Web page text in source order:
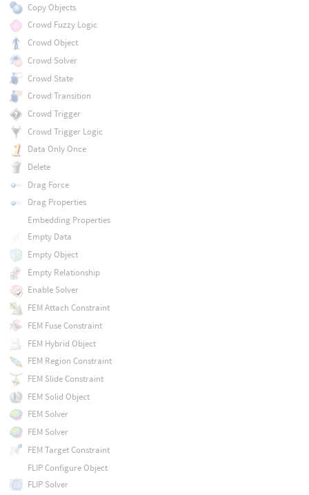
Copy Objects
Crowd Fuzzy Logic
Crowd Object
Crowd Solver
Crowd State
Crowd Transition
Crowd Trigger
Crowd Trigger Logic
Data Only Once
Delete
Drag Force
Drag Properties
Embedding Properties
Empty Data
Empty Object
Empty Relationship
Enable Solver
FEM Attach Constraint
FEM Fuse Constraint
FEM Hybrid Object
FEM Region Constraint
FEM Slide Constraint
FEM Solid Object
FEM Solver
FEM Solver
FEM Target Constraint
FLIP Configure Object
FLIP Solver